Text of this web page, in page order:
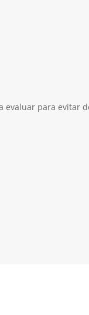
evaluar para evitar